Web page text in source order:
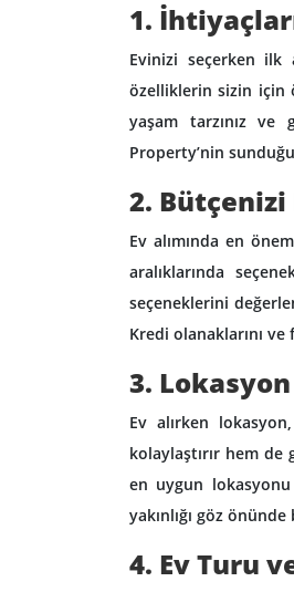
1.
Evinizi seçerken ilk
özelliklerin sizin için
yaşam tarzınız ve
Property’nin
2. Bütçenizi
Ev alımında en
aralıklarında
seçeneklerini
Kredi olanaklarını
3.
Ev alırken
kolaylaştırır hem de
en uygun lokasyonu
yakınlığı göz
4. Ev Turu